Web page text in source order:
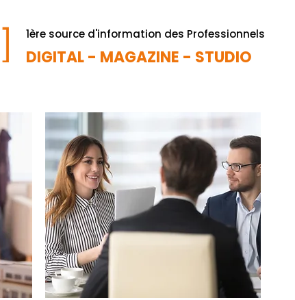
1ère source d'information des Professionnels
DIGITAL - MAGAZINE - STUDIO